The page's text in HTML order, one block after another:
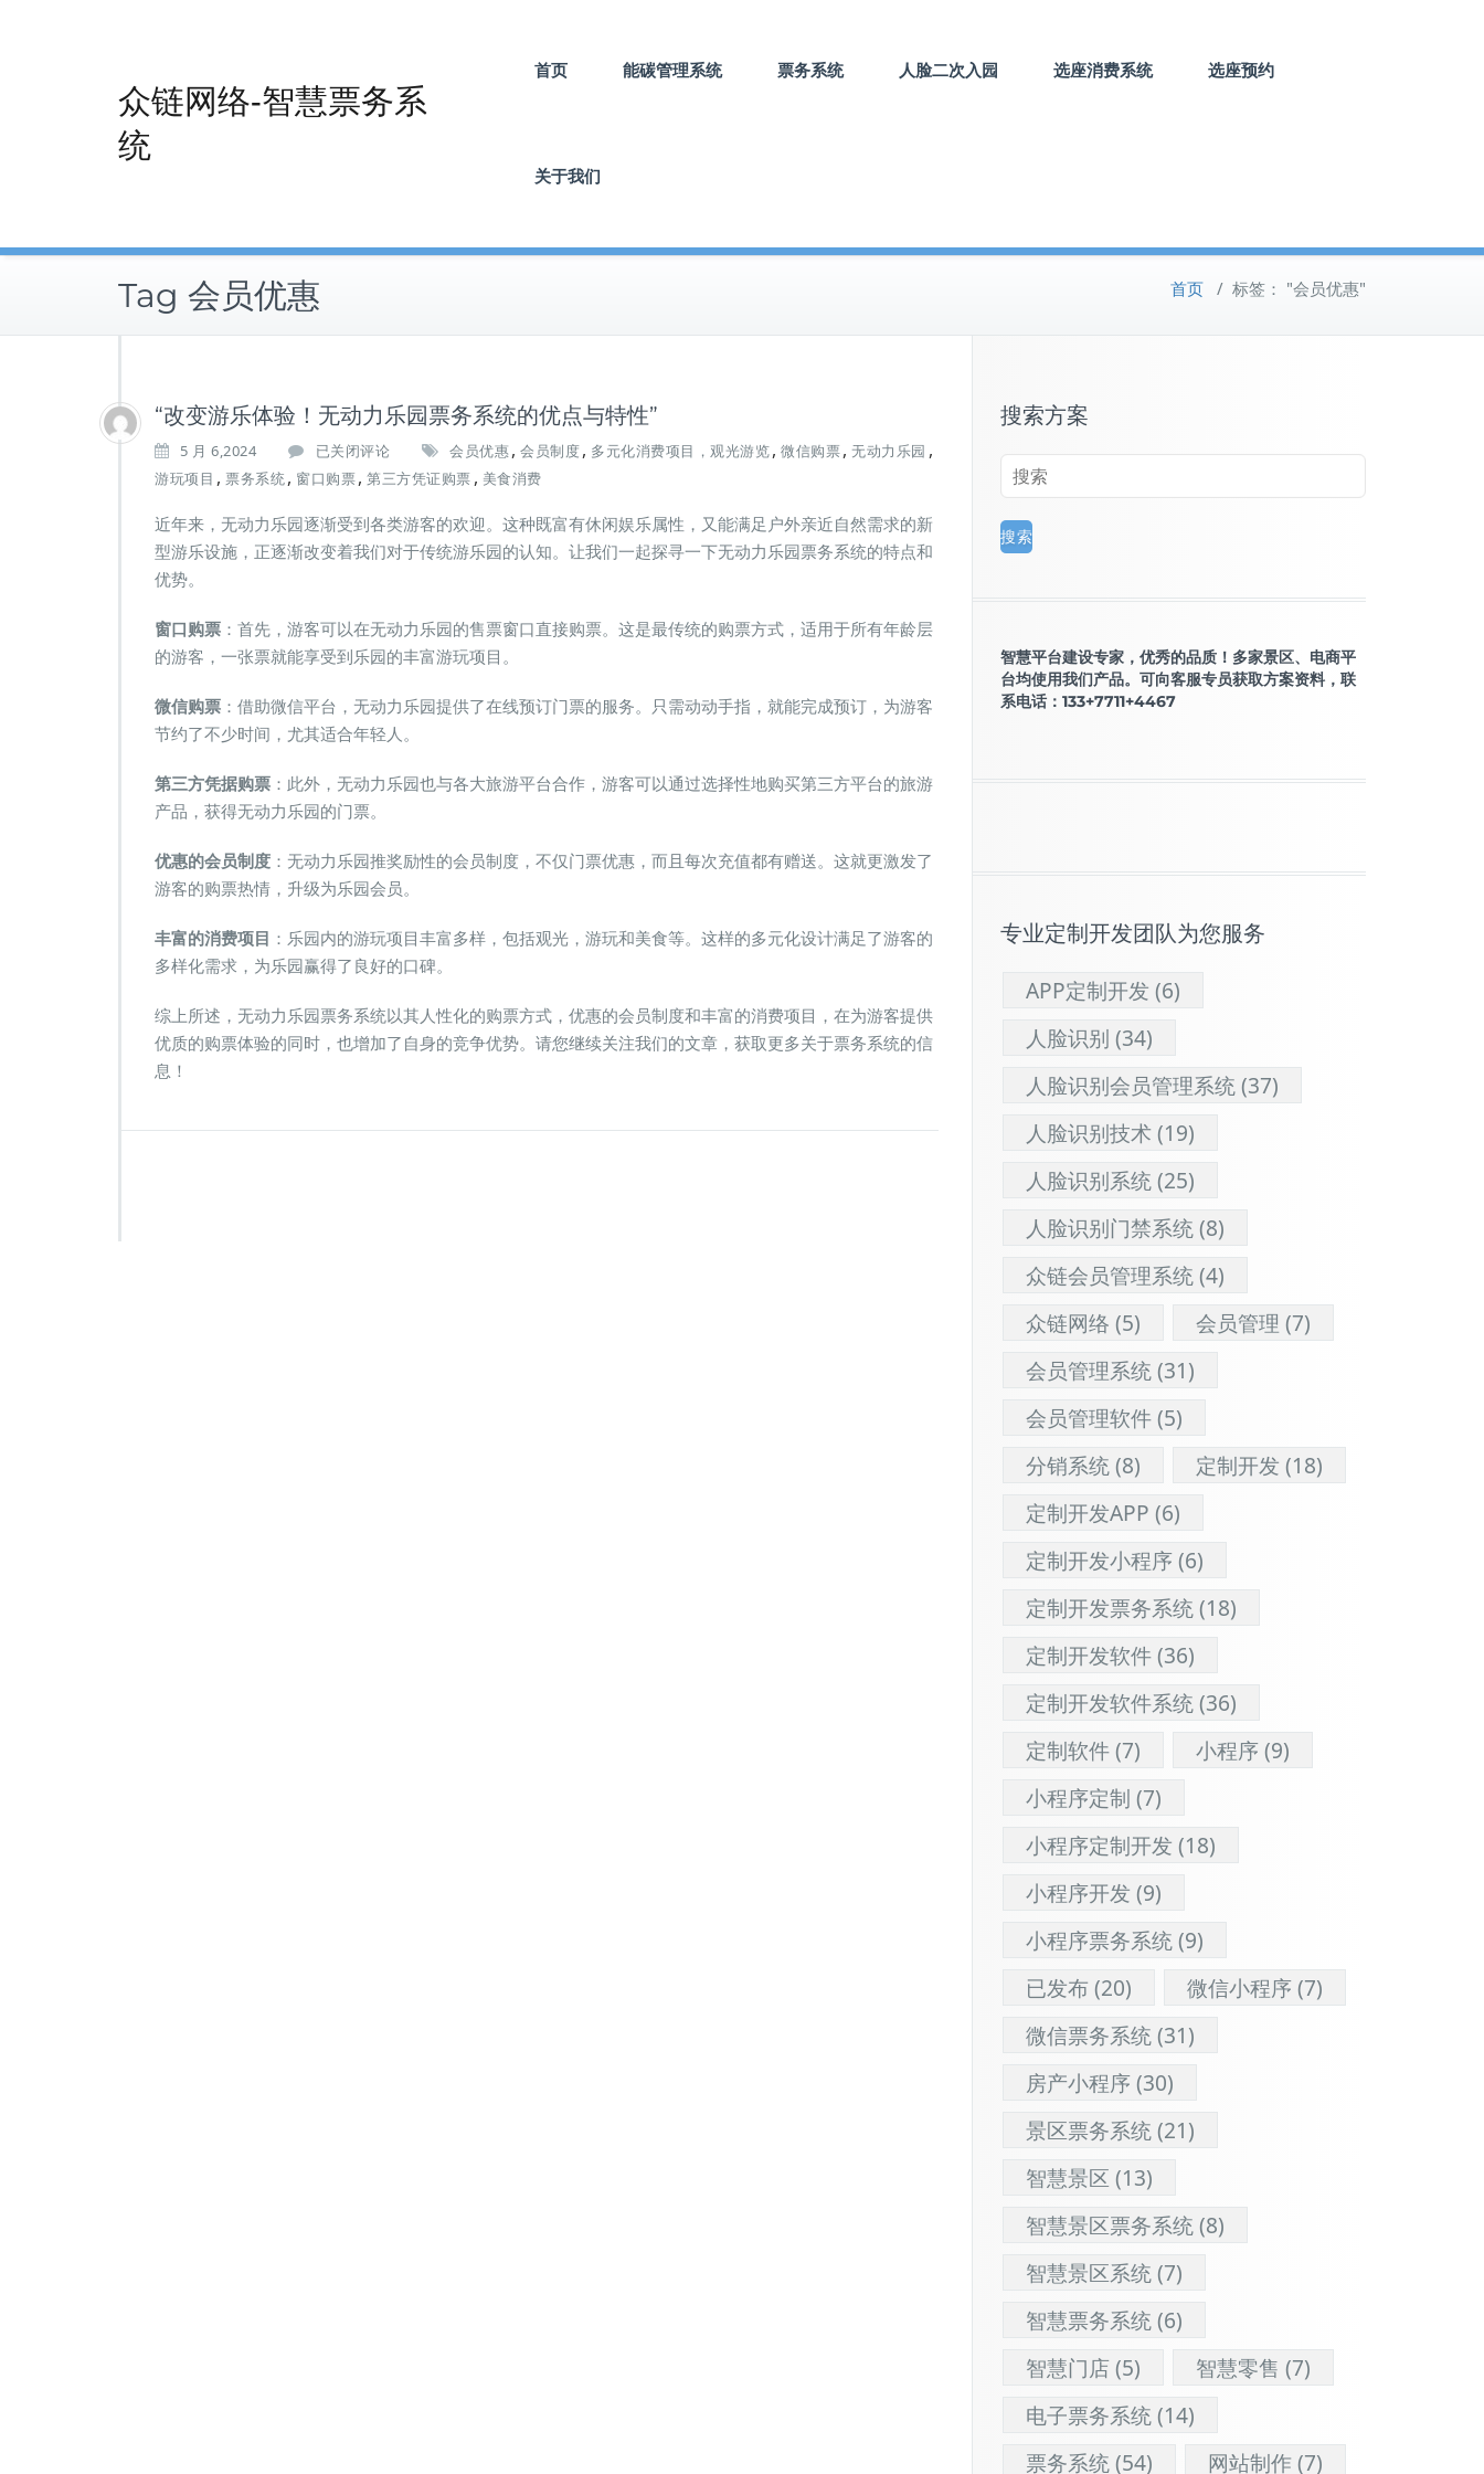
众链网络-智慧票务系
统
首页 能碳管理系统 票务系统 人脸二次入园 选座消费系统 选座预约
关于我们
Tag 会员优惠 首页 / 标签： "会员优惠"
“改变游乐体验！无动力乐园票务系统的优点与特性”
5 月 6,2024
“改
变
乐
体
验！
力
乐
园
务
系
的
优
点
与
特
性”
已关闭评论 会员优惠, 会员制度, 多元化消费项目，观光游览, 微信购票, 无动力乐园 ,
游玩项目 , 票务系统, 窗口购票, 第三方凭证购票 , 美食消费
近年来，无动力乐园逐渐受到各类游客的欢迎。这种既富有休闲娱乐属性，又能满足户外亲近自然需求的新
型游乐设施，正逐渐改变着我们对于传统游乐园的认知。让我们一起探寻一下无动力乐园票务系统的特点和
优势。
窗口购票 ：首先，游客可以在无动力乐园的售票窗口直接购票。这是最传统的购票方式，适用于所有年龄层
的游客，一张票就能享受到乐园的丰富游玩项目。
微信购票 ：借助微信平台，无动力乐园提供了在线预订门票的服务。只需动动手指，就能完成预订，为游客
节约了不少时间，尤其适合年轻人。
第三方凭据购票 ：此外，无动力乐园也与各大旅游平台合作，游客可以通过选择性地购买第三方平台的旅游
产品，获得无动力乐园的门票。
优惠的会员制度 ：无动力乐园推奖励性的会员制度，不仅门票优惠，而且每次充值都有赠送。这就更激发了
游客的购票热情，升级为乐园会员。
丰富的消费项目 ：乐园内的游玩项目丰富多样，包括观光，游玩和美食等。这样的多元化设计满足了游客的
多样化需求，为乐园赢得了良好的口碑。
综上所述，无动力乐园票务系统以其人性化的购票方式，优惠的会员制度和丰富的消费项目，在为游客提供
优质的购票体验的同时，也增加了自身的竞争优势。请您继续关注我们的文章，获取更多关于票务系统的信
息！
搜索方案
智慧平台建设专家，优秀的品质！多家景区、电商平
台均使用我们产品。可向客服专员获取方案资料，联
系电话：133+7711+4467
专业定制开发团队为您服务
APP定制开发 (6)
人脸识别 (34)
人脸识别会员管理系统(37)
人脸识别技术(19)
人脸识别系统(25)
人脸识别门禁系统(8)
众链会员管理系统(4)
众链网络 (5) 会员管理 (7)
会员管理系统(31)
会员管理软件(5)
分销系统(8) 定制开发 (18)
定制开发APP (6)
定制开发小程序(6)
定制开发票务系统(18)
定制开发软件(36)
定制开发软件系统(36)
定制软件(7) 小程序(9)
小程序定制 (7)
小程序定制开发 (18)
小程序开发 (9)
小程序票务系统(9)
已发布(20) 微信小程序(7)
微信票务系统(31)
房产小程序(30)
景区票务系统(21)
智慧景区 (13)
智慧景区票务系统(8)
智慧景区系统(7)
智慧票务系统(6)
智慧门店(5) 智慧零售 (7)
电子票务系统(14)
票务系统(54) 网站制作(7)